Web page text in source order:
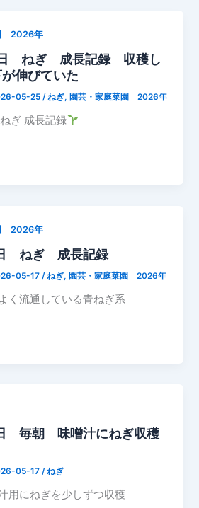
2026年
ねぎ 成長記録 収穫し
伸びていた
05-25/ねぎ, 園芸・家庭菜園 2026年
ぎ 成長記録
2026年
ねぎ 成長記録
05-17/ねぎ, 園芸・家庭菜園 2026年
く流通している青ねぎ系
毎朝 味噌汁にねぎ収穫
05-17/ねぎ
用にねぎを少しずつ収穫